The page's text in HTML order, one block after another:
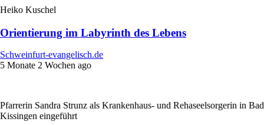
Heiko Kuschel
Orientierung im Labyrinth des Lebens
Schweinfurt-evangelisch.de
5 Monate 2 Wochen ago
Pfarrerin Sandra Strunz als Krankenhaus- und Rehaseelsorgerin in Bad
Kissingen eingeführt